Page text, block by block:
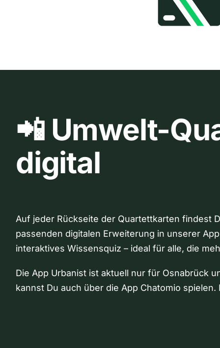
📲 Umwelt-
digital
Auf jeder Rückseite der Quartettkarten findest
passenden digitalen Erweiterung in unserer
interaktives Wissensquiz – ideal für alle, die
Die App Urbanist ist aktuell nur für Osnabrück
kannst Du auch über die App Chatomio